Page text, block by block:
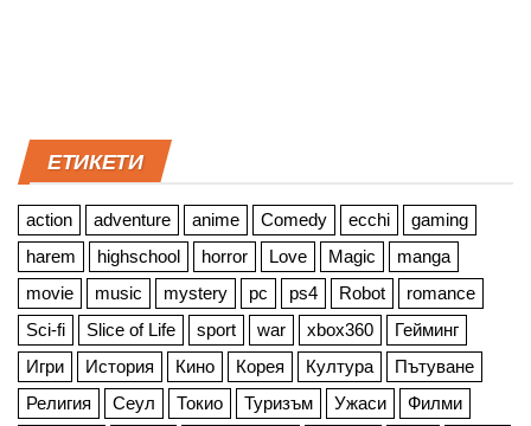
ЕТИКЕТИ
action adventure anime Comedy ecchi
gaming
harem
highschool horror Love Magic
manga
movie
music mystery pc ps4 Robot
romance
Sci-fi
Slice of Life sport war xbox360
Гейминг
Игри
История Кино Корея Култура
Пътуване
Религия
Сеул Токио Туризъм Ужаси Филми